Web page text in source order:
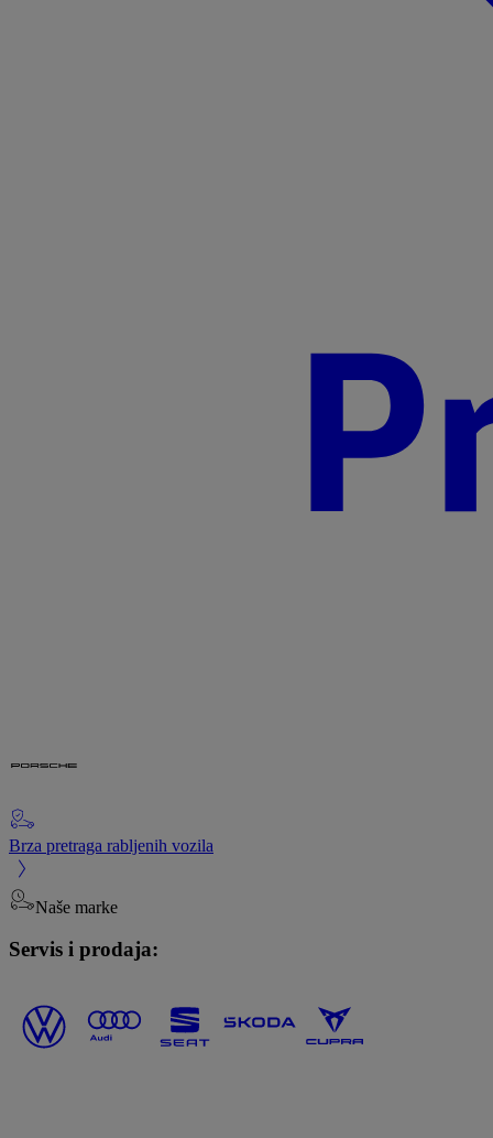
Brza pretraga rabljenih vozila
Naše marke
Servis i prodaja: